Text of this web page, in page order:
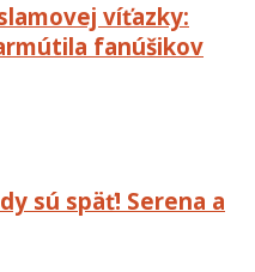
víťazky:
fanúšikov
sú späť! Serena a